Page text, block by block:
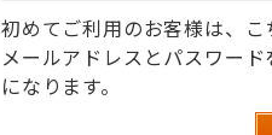
初めてご利用のお客様は、こ
メールアドレスとパスワー
になります。